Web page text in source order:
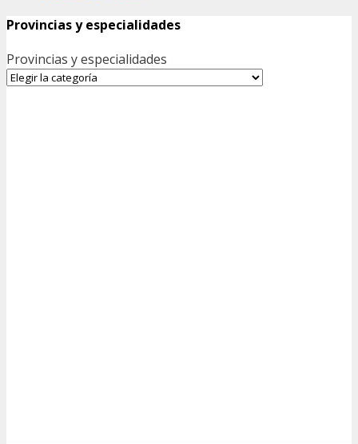
Provincias y especialidades
Provincias y especialidades